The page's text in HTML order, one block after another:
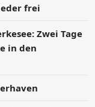
frei
Zwei Tage
in den